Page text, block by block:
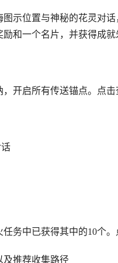
示位置与神秘的花灵对
和一个名片，并获得成就
，开启所有传送锚点。点击
务中已获得其中的10个。
及推荐收集路径